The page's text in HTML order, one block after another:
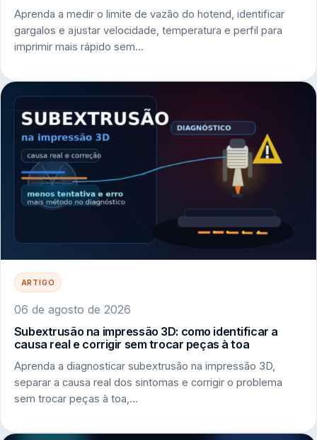
Aprenda a medir o limite de vazão do hotend, identificar
gargalos e ajustar velocidade, temperatura e perfil para
imprimir mais rápido sem…
ARTIGO
06 de agosto de 2026
Subextrusão na impressão 3D: como identificar a
causa real e corrigir sem trocar peças à toa
Aprenda a diagnosticar subextrusão na impressão 3D,
separar a causa real dos sintomas e corrigir o problema
sem trocar peças à toa,…